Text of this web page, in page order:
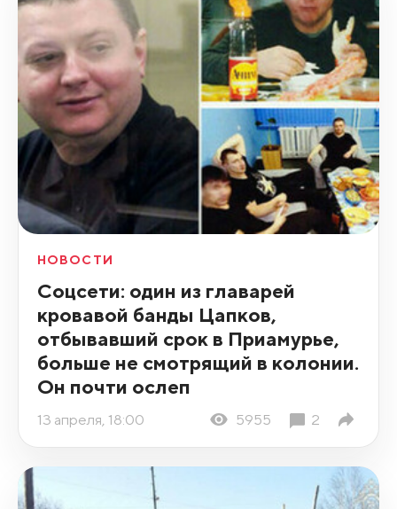
НОВОСТИ
Соцсети: один из главарей
кровавой банды Цапков,
отбывавший срок в Приамурье,
больше не смотрящий в колонии.
Он почти ослеп
13 апреля, 18:00 5955 2